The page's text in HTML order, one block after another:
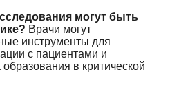
могут быть
Врачи могут
инструменты для
с пациентами и
в критической